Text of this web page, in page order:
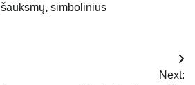
šauksmų, simbolinius
Next: